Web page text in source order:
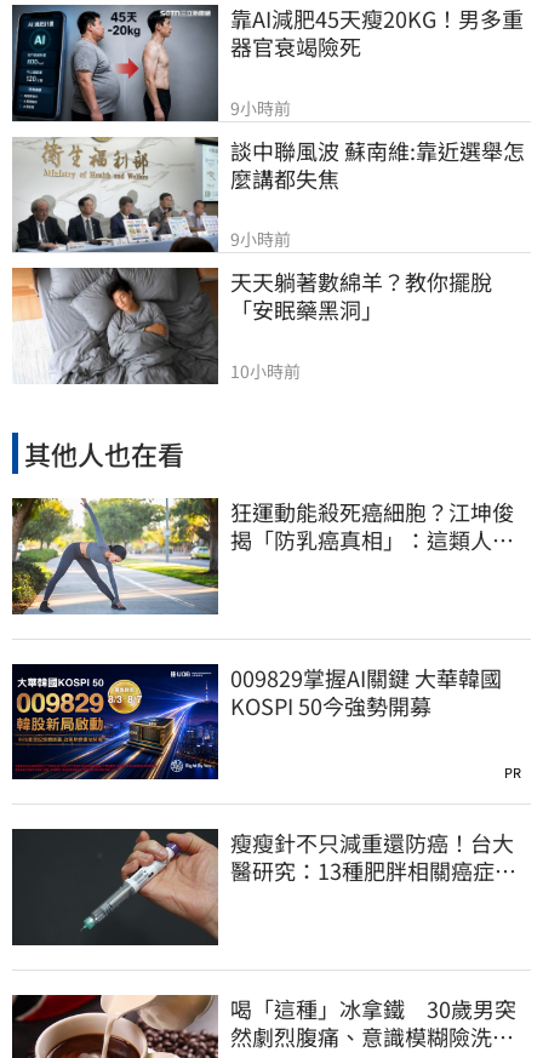
靠AI減肥45天瘦20KG！男多重
器官衰竭險死
9小時前
談中聯風波 蘇南維:靠近選舉怎
麼講都失焦
9小時前
天天躺著數綿羊？教你擺脫
「安眠藥黑洞」
10小時前
其他人也在看
狂運動能殺死癌細胞？江坤俊
揭「防乳癌真相」：這類人可
009829掌握AI關鍵 大華韓國
KOSPI 50今強勢開募
PR
瘦瘦針不只減重還防癌！台大
醫研究：13種肥胖相關癌症風
喝「這種」冰拿鐵 30歲男突
然劇烈腹痛、意識模糊險洗